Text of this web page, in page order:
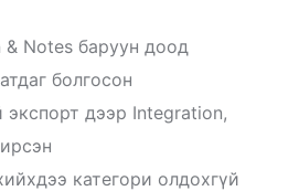
Notes баруун доод
болгосон
дээр Integration,
категори олдохгүй